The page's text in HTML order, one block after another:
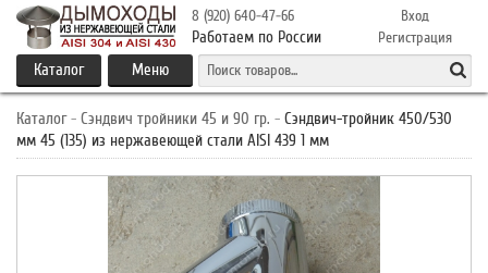
8 (920) 640-47-66
Работаем по России
Вход
Регистрация
Каталог Меню
Каталог - Сэндвич тройники 45 и 90 гр. - Сэндвич-тройник 450/530
мм 45 (135) из нержавеющей стали AISI 439 1 мм